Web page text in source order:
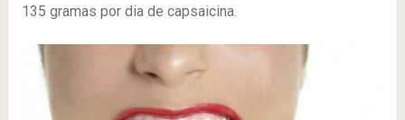
135 gramas por dia de capsaicina.